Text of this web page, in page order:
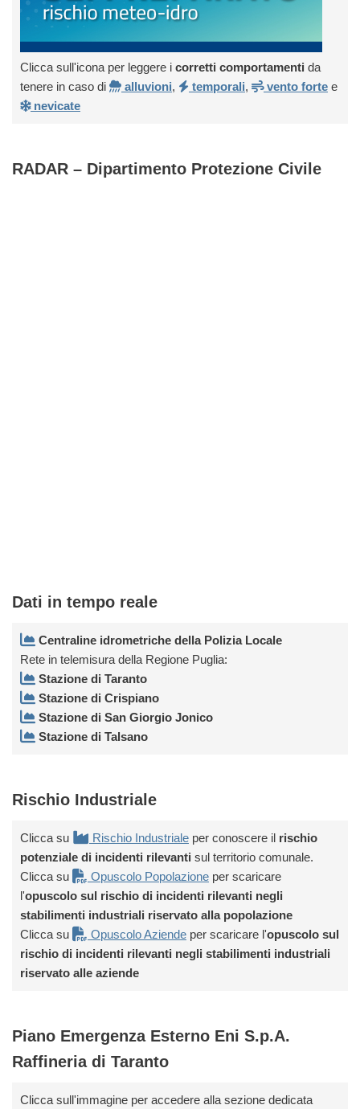
Clicca sull'icona per leggere i corretti comportamenti da
tenere in caso di
alluvioni, temporali, vento forte e
nevicate
RADAR – Dipartimento Protezione Civile
Dati in tempo reale
Centraline idrometriche della Polizia Locale
Rete in telemisura della Regione Puglia:
Stazione di Taranto
Stazione di Crispiano
Stazione di San Giorgio Jonico
Stazione di Talsano
Rischio Industriale
Clicca su Rischio Industriale per conoscere il rischio
potenziale di incidenti rilevanti sul territorio comunale.
Clicca su
Opuscolo Popolazione per scaricare
l'opuscolo sul rischio di incidenti rilevanti negli
stabilimenti industriali riservato alla popolazione
Clicca su
Opuscolo Aziende per scaricare l'opuscolo sul
rischio di incidenti rilevanti negli stabilimenti industriali
riservato alle aziende
Piano Emergenza Esterno Eni S.p.A.
Raffineria di Taranto
Clicca sull'immagine per accedere alla sezione dedicata